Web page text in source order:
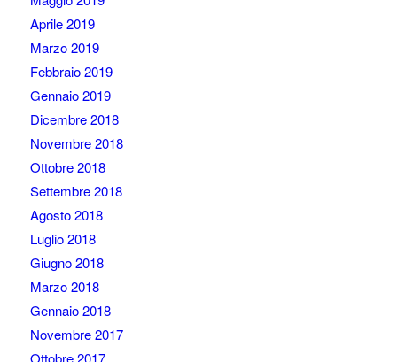
Aprile 2019
Marzo 2019
Febbraio 2019
Gennaio 2019
Dicembre 2018
Novembre 2018
Ottobre 2018
Settembre 2018
Agosto 2018
Luglio 2018
Giugno 2018
Marzo 2018
Gennaio 2018
Novembre 2017